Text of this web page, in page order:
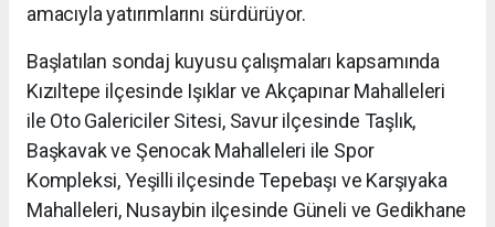
amacıyla yatırımlarını sürdürüyor.
Başlatılan sondaj kuyusu çalışmaları kapsamında
Kızıltepe ilçesinde Işıklar ve Akçapınar Mahalleleri
ile Oto Galericiler Sitesi, Savur ilçesinde Taşlık,
Başkavak ve Şenocak Mahalleleri ile Spor
Kompleksi, Yeşilli ilçesinde Tepebaşı ve Karşıyaka
Mahalleleri, Nusaybin ilçesinde Güneli ve Gedikhane